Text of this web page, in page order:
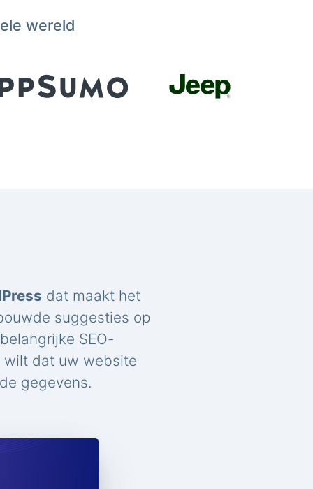
wereld
dat maakt het
suggesties op
SEO-
wilt dat uw website
gegevens.